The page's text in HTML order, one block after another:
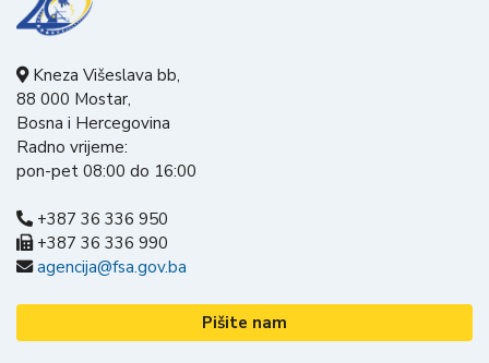
Kneza Višeslava bb,
88 000 Mostar,
Bosna i Hercegovina
Radno vrijeme:
pon-pet 08:00 do 16:00
+387 36 336 950
+387 36 336 990
agencija@fsa.gov.ba
Pišite nam